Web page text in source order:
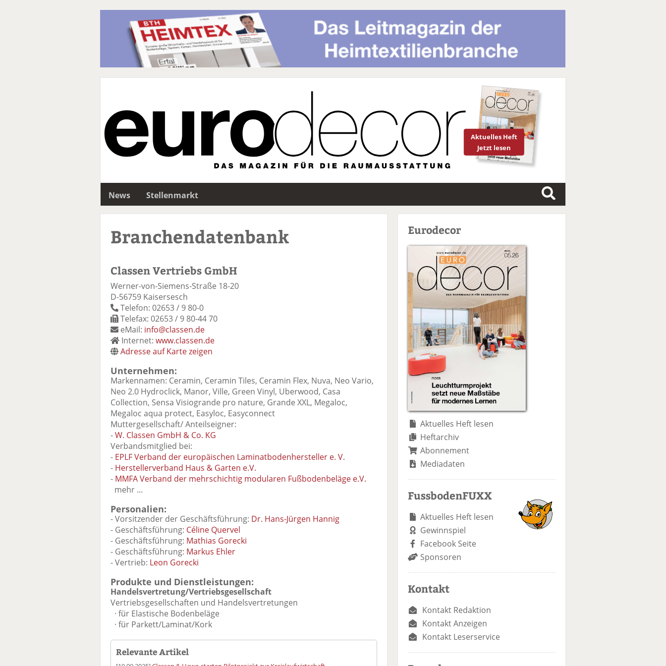
Aktuelles Heft
Jetzt lesen
News
Stellenmarkt
S
u
Branchendatenbank
Classen Vertriebs GmbH
Werner-von-Siemens-Straße 18-20
D-56759 Kaisersesch
Telefon: 02653 / 9 80-0
Telefax: 02653 / 9 80-44 70
eMail: info@classen.de
Internet: www.classen.de
Adresse auf Karte zeigen
Unternehmen:
Markennamen: Ceramin, Ceramin Tiles, Ceramin Flex, Nuva, Neo Vario,
Neo 2.0 Hydroclick, Manor, Ville, Green Vinyl, Uberwood, Casa
Collection, Sensa Visiogrande pro nature, Grande XXL, Megaloc,
Megaloc aqua protect, Easyloc, Easyconnect
Muttergesellschaft/ Anteilseigner:
-W. Classen GmbH & Co. KG
Verbandsmitglied bei:
- EPLF Verband der europäischen Laminatbodenhersteller e. V.
- Herstellerverband Haus & Garten e.V.
- MMFA Verband der mehrschichtig modularen Fußbodenbeläge e.V.
mehr ...
Personalien:
- Vorsitzender der Geschäftsführung: Dr. Hans-Jürgen Hannig
- Geschäftsführung: Céline Quervel
- Geschäftsführung: Mathias Gorecki
- Geschäftsführung: Markus Ehler
- Vertrieb: Leon Gorecki
Produkte und Dienstleistungen:
Handelsvertretung/Vertriebsgesellschaft
Vertriebsgesellschaften und Handelsvertretungen
· für Elastische Bodenbeläge
· für Parkett/Laminat/Kork
Relevante Artikel
Eurodecor
Aktuelles Heft lesen
Heftarchiv
Abonnement
Mediadaten
FussbodenFUXX
Aktuelles Heft lesen
Gewinnspiel
Facebook Seite
Sponsoren
Kontakt
Kontakt Redaktion
Kontakt Anzeigen
Kontakt Leserservice